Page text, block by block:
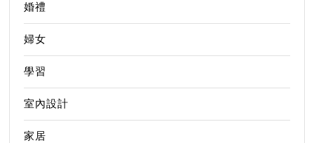
婚禮
婦女
學習
室內設計
家居